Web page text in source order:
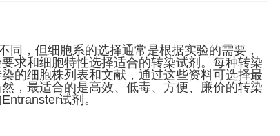
，但细胞系的选择通常是根据实验的需要，
求和细胞特性选择适合的转染试剂。每种转染
的细胞株列表和文献，通过这些资料可选择最
，最适合的是高效、低毒、方便、廉价的转染
试剂。